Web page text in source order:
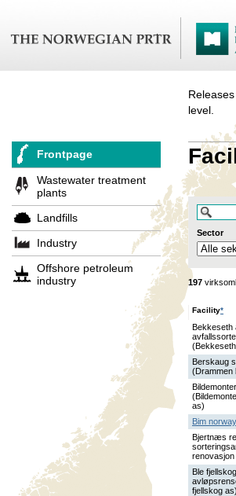
level.
Frontpage
Wastewater treatment
plants
Landfills
Industry
Offshore petroleum
industry
Sector
197
Facility*
Bekkeseth
Berskaug
(Drammen
as)
Bim
Bjertnæs
renovasjon
Ble fjellskog
fjellskog as)